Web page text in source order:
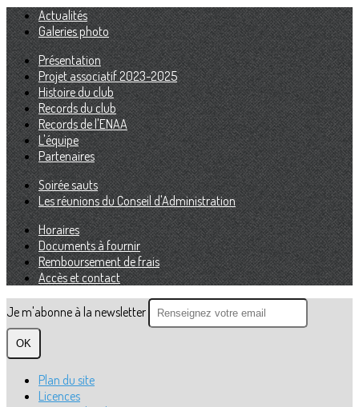
Actualités
Galeries photo
Présentation
Projet associatif 2023-2025
Histoire du club
Records du club
Records de l'ENAA
L'équipe
Partenaires
Soirée sauts
Les réunions du Conseil d'Administration
Horaires
Documents à fournir
Remboursement de frais
Accès et contact
Je m'abonne à la newsletter
OK
Plan du site
Licences